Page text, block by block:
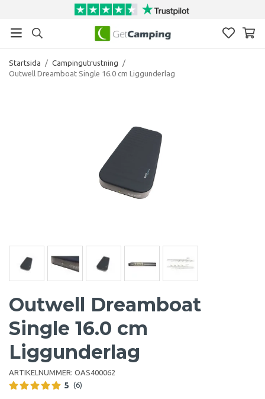
Startsida / Campingutrustning
/
Outwell Dreamboat Single 16.0 cm Liggunderlag
Outwell Dreamboat
Single 16.0 cm
Liggunderlag
ARTIKELNUMMER: OAS400062
5 (6)